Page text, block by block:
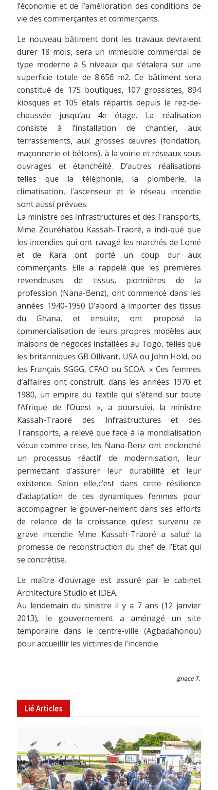
l’économie et de l’amélioration des conditions de
vie des commerçantes et commerçants.
Le nouveau bâtiment dont les travaux devraient
durer 18 mois, sera un immeuble commercial de
type moderne à 5 niveaux qui s’étalera sur une
superficie totale de 8.656 m2. Ce bâtiment sera
constitué de 175 boutiques, 107 grossistes, 894
kiosques et 105 étals répartis depuis le rez-de-
chaussée jusqu’au 4e étage. La réalisation
consiste à l’installation de chantier, aux
terrassements, aux grosses œuvres (fondation,
maçonnerie et bétons), à la voirie et réseaux sous
ouvrages et étanchéité. D’autres réalisations
telles que la téléphonie, la plomberie, la
climatisation, l’ascenseur et le réseau incendie
sont aussi prévues.
La ministre des Infrastructures et des Transports,
Mme Zouréhatou Kassah-Traoré, a indi-qué que
les incendies qui ont ravagé les marchés de Lomé
et de Kara ont porté un coup dur aux
commerçants. Elle a rappelé que les premières
revendeuses de tissus, pionnières de la
profession (Nana-Benz), ont commencé dans les
années 1940-1950 D’abord à importer des tissus
du Ghana, et ensuite, ont proposé la
commercialisation de leurs propres modèles aux
maisons de négoces installées au Togo, telles que
les britanniques GB Ollivant, USA ou John Hold, ou
les Français SGGG, CFAO ou SCOA. « Ces femmes
d’affaires ont construit, dans les années 1970 et
1980, un empire du textile qui s’étend sur toute
l’Afrique de l’Ouest », a poursuivi, la ministre
Kassah-Traoré des Infrastructures et des
Transports, a relevé que face à la mondialisation
vécue comme crise, les Nana-Benz ont enclenché
un processus réactif de modernisation, leur
permettant d’assurer leur durabilité et leur
existence. Selon elle,c’est dans cette résilience
d’adaptation de ces dynamiques femmes pour
accompagner le gouver-nement dans ses efforts
de relance de la croissance qu’est survenu ce
grave incendie Mme Kassah-Traoré a salué la
promesse de reconstruction du chef de l’Etat qui
se concrétise.
Le maître d’ouvrage est assuré par le cabinet
Architecture Studio et IDEA.
Au lendemain du sinistre il y a 7 ans (12 janvier
2013), le gouvernement a aménagé un site
temporaire dans le centre-ville (Agbadahonou)
pour accueillir les victimes de l’incendie.
gnace T.
LiéArticles